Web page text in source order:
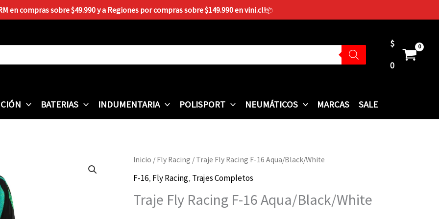
en compras sobre $49.990 y a Regiones por compras sobre $149.990 en vini.cl!📦
$
0
BATERIAS INDUMENTARIA POLISPORT NEUMÁTICOS MARCAS SALE
Inicio / Fly Racing / Traje Fly Racing F-16 Aqua/Black/White
F-16, Fly Racing, Trajes Completos
Traje Fly Racing F-16 Aqua/Black/White
Traje
Fly
F-